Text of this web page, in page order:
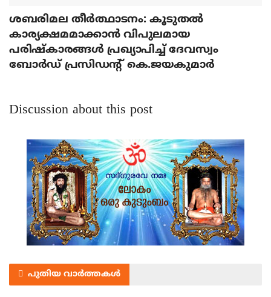
ശബരിമല തീര്‍ത്ഥാടനം: കൂടുതല്‍
കാര്യക്ഷമമാക്കാന്‍ വിപുലമായ
പരിഷ്‌കാരങ്ങള്‍ പ്രഖ്യാപിച്ച് ദേവസ്വം
ബോര്‍ഡ് പ്രസിഡന്റ് കെ.ജയകുമാര്‍
Discussion about this post
പുതിയ വാർത്തകൾ